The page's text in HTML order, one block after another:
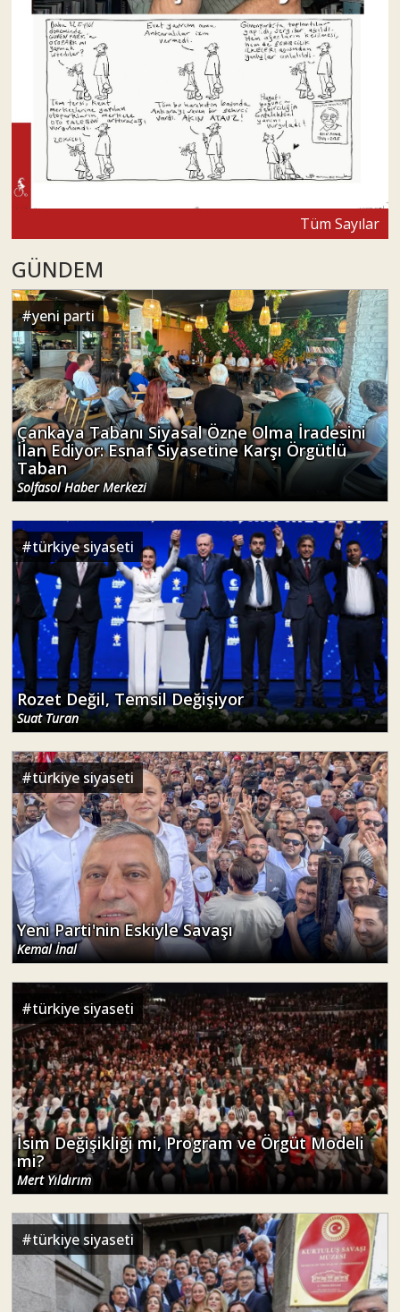
Tüm Sayılar
GÜNDEM
#yeni parti
Çankaya Tabanı Siyasal Özne Olma İradesini
İlan Ediyor: Esnaf Siyasetine Karşı Örgütlü
Taban
Solfasol Haber Merkezi
#türkiye siyaseti
Rozet Değil, Temsil Değişiyor
Suat Turan
#türkiye siyaseti
Yeni Parti'nin Eskiyle Savaşı
Kemal İnal
#türkiye siyaseti
İsim Değişikliği mi, Program ve Örgüt Modeli
mi?
Mert Yıldırım
#türkiye siyaseti